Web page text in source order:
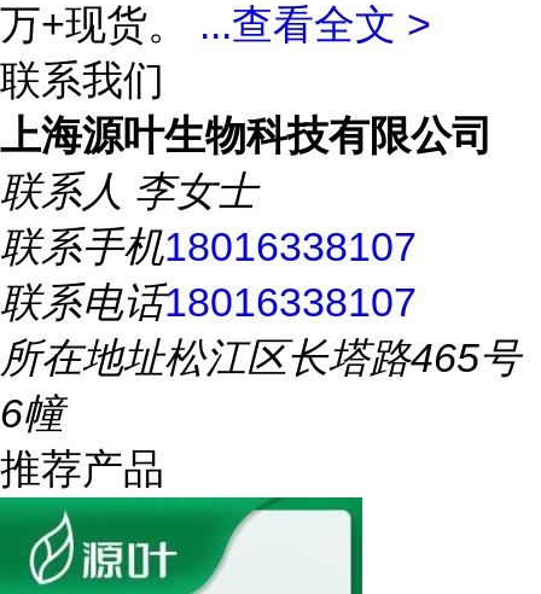
万+现货。 ...查看全文 >
联系我们
上海源叶生物科技有限公司
联系人 李女士
联系手机18016338107
联系电话18016338107
所在地址松江区长塔路465号
6幢
推荐产品